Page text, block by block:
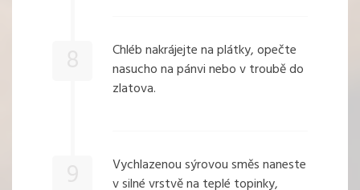
Chléb nakrájejte na plátky, opečte
nasucho na pánvi nebo v troubě do
zlatova.
Vychlazenou sýrovou směs naneste
v silné vrstvě na teplé topinky,